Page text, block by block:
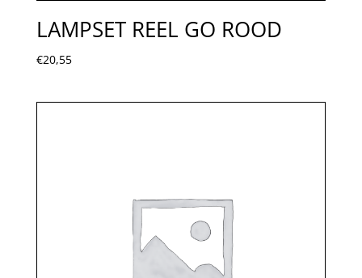
LAMPSET REEL GO ROOD
€20,55